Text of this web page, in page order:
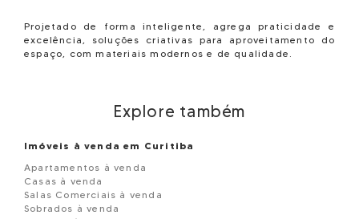
Projetado de forma inteligente, agrega praticidade e
excelência, soluções criativas para aproveitamento do
espaço, com materiais modernos e de qualidade.
Explore também
Imóveis à venda em Curitiba
Apartamentos à venda
Casas à venda
Salas Comerciais à venda
Sobrados à venda